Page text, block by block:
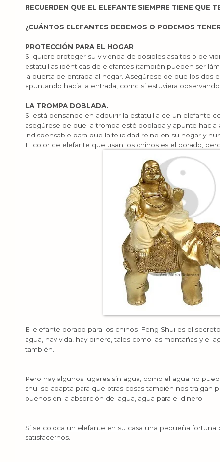
RECUERDEN QUE EL ELEFANTE SIEMPRE TIENE QUE
¿CUÁNTOS ELEFANTES DEBEMOS O PODEMOS
PROTECCIÓN PARA EL HOGAR
Si quiere proteger su vivienda de posibles asaltos o de
estatuillas idénticas de elefantes (también pueden ser
la puerta de entrada al hogar. Asegúrese de que los dos
apuntando hacia la entrada, como si estuviera
LA TROMPA DOBLADA.
Si está pensando en adquirir la estatuilla de un elefante
asegúrese de que la trompa esté doblada y apunte hacia
indispensable para que la felicidad reine en su hogar y
El color de elefante que usan los chinos es el dorado,
El elefante dorado para los chinos: Feng Shui es el
agua, hay vida, hay dinero, tales como las montañas y el
también.
Pero hay algunos lugares sin agua, como el agua no
shui se adapta para que otras cosas también nos traigan
buenos en la absorción del agua, agua para el dinero.
Si se coloca un elefante en su casa una pequeña fortuna
satisfacernos.